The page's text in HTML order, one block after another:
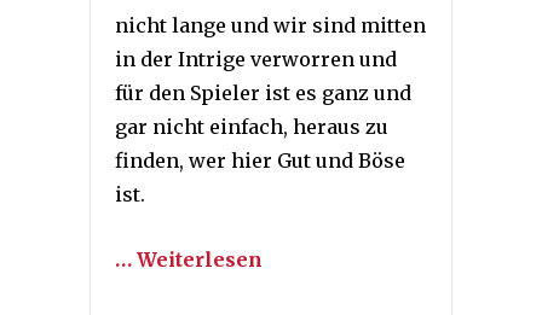
nicht lange und wir sind mitten
in der Intrige verworren und
für den Spieler ist es ganz und
gar nicht einfach, heraus zu
finden, wer hier Gut und Böse
ist.
… Weiterlesen